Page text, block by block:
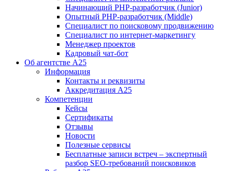
Начинающий PHP-разработчик (Junior)
Опытный PHP-разработчик (Middle)
Специалист по поисковому продвижению
Специалист по интернет-маркетингу
Менеджер проектов
Кадровый чат-бот
Об агентстве А25
Информация
Контакты и реквизиты
Аккредитация А25
Компетенции
Кейсы
Сертификаты
Отзывы
Новости
Полезные сервисы
Бесплатные записи встреч – экспертный
разбор SEO-требований поисковиков